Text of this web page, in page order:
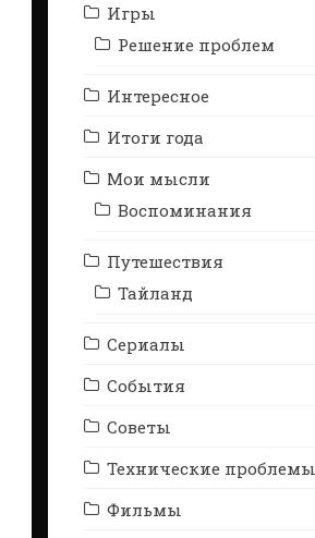
Игры
Решение проблем
Интересное
Итоги года
Мои мысли
Воспоминания
Путешествия
Тайланд
Сериалы
События
Советы
Технические проблемы
Фильмы